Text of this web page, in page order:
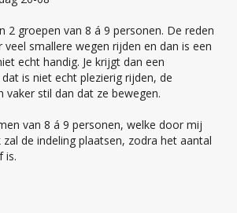
2 groepen van 8 á 9 personen. De reden
smallere wegen rijden en dan is een
echt handig. Je krijgt dan een
is niet echt plezierig rijden, de
vaker stil dan dat ze bewegen.
van 8 á 9 personen, welke door mij
de indeling plaatsen, zodra het aantal
is.